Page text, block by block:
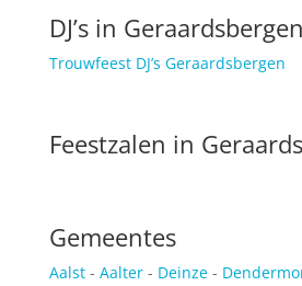
DJ’s in Geraardsbergen
Trouwfeest DJ’s Geraardsbergen
Feestzalen in
Gemeentes
Aalst- Aalter- Deinze-